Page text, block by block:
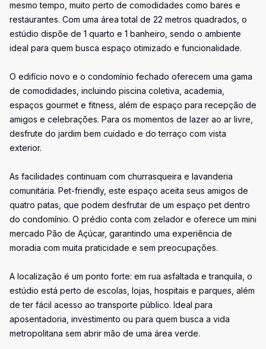
mesmo tempo, muito perto de comodidades como bares e
restaurantes. Com uma área total de 22 metros quadrados, o
estúdio dispõe de 1 quarto e 1 banheiro, sendo o ambiente
ideal para quem busca espaço otimizado e funcionalidade.
O edifício novo e o condomínio fechado oferecem uma gama
de comodidades, incluindo piscina coletiva, academia,
espaços gourmet e fitness, além de espaço para recepção de
amigos e celebrações. Para os momentos de lazer ao ar livre,
desfrute do jardim bem cuidado e do terraço com vista
exterior.
As facilidades continuam com churrasqueira e lavanderia
comunitária. Pet-friendly, este espaço aceita seus amigos de
quatro patas, que podem desfrutar de um espaço pet dentro
do condomínio. O prédio conta com zelador e oferece um mini
mercado Pão de Açúcar, garantindo uma experiência de
moradia com muita praticidade e sem preocupações.
A localização é um ponto forte: em rua asfaltada e tranquila, o
estúdio está perto de escolas, lojas, hospitais e parques, além
de ter fácil acesso ao transporte público. Ideal para
aposentadoria, investimento ou para quem busca a vida
metropolitana sem abrir mão de uma área verde.